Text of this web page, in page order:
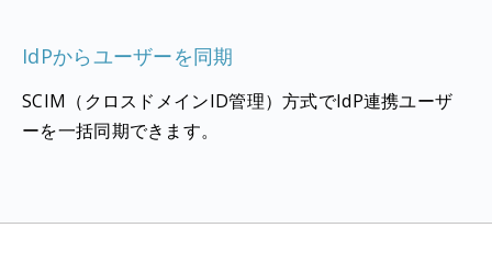
IdPからユーザーを同期
SCIM（クロスドメインID管理）方式でIdP連携ユーザ
ーを一括同期できます。